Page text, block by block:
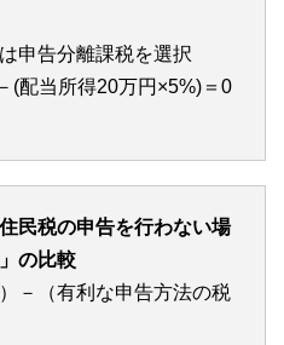
申告分離課税を選択
(配当所得20万円×5%)＝0
民税の申告を行わない場
の比較
－（有利な申告方法の税